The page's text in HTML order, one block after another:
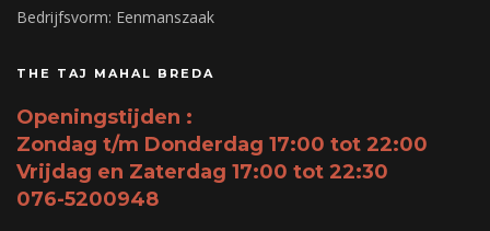
Bedrijfsvorm: Eenmanszaak
THE TAJ MAHAL BREDA
Openingstijden :
Zondag t/m Donderdag 17:00 tot 22:00
Vrijdag en Zaterdag 17:00 tot 22:30
076-5200948